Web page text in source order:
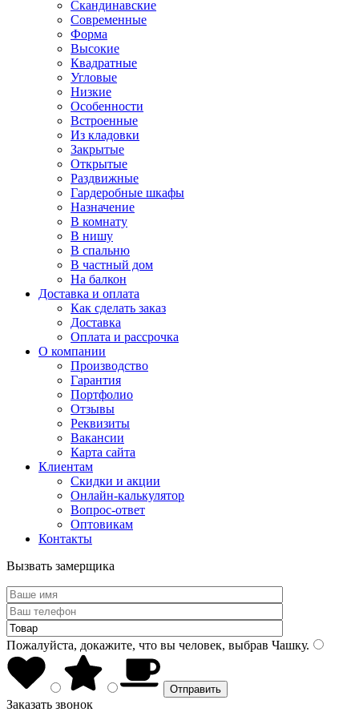
Скандинавские
Современные
Форма
Высокие
Квадратные
Угловые
Низкие
Особенности
Встроенные
Из кладовки
Закрытые
Открытые
Раздвижные
Гардеробные шкафы
Назначение
В комнату
В нишу
В спальню
В частный дом
На балкон
Доставка и оплата
Как сделать заказ
Доставка
Оплата и рассрочка
О компании
Производство
Гарантия
Портфолио
Отзывы
Реквизиты
Вакансии
Карта сайта
Клиентам
Скидки и акции
Онлайн-калькулятор
Вопрос-ответ
Оптовикам
Контакты
Вызвать замерщика
Пожалуйста, докажите, что вы человек, выбрав Чашку.
Заказать звонок